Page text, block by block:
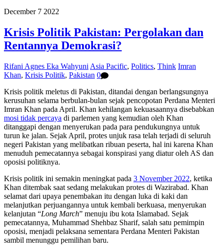
December 7 2022
Krisis Politik Pakistan: Pergolakan dan
Rentannya Demokrasi?
Rifani Agnes Eka Wahyuni Asia Pacific, Politics, Think Imran
Khan, Krisis Politik, Pakistan 0
Krisis politik meletus di Pakistan, ditandai dengan berlangsungnya
kerusuhan selama berbulan-bulan sejak pencopotan Perdana Menteri
Imran Khan pada April. Khan kehilangan kekuasaannya disebabkan
mosi tidak percaya di parlemen yang kemudian oleh Khan
ditanggapi dengan menyerukan pada para pendukungnya untuk
turun ke jalan. Sejak April, protes unjuk rasa telah terjadi di seluruh
negeri Pakistan yang melibatkan ribuan peserta, hal ini karena Khan
menuduh pemecatannya sebagai konspirasi yang diatur oleh AS dan
oposisi politiknya.
Krisis politik ini semakin meningkat pada 3 November 2022, ketika
Khan ditembak saat sedang melakukan protes di Wazirabad. Khan
selamat dari upaya penembakan itu dengan luka di kaki dan
melanjutkan perjuangannya untuk kembali berkuasa, menyerukan
kelanjutan “Long March” menuju ibu kota Islamabad. Sejak
pemecatannya, Muhammad Shehbaz Sharif, salah satu pemimpin
oposisi, menjadi pelaksana sementara Perdana Menteri Pakistan
sambil menunggu pemilihan baru.